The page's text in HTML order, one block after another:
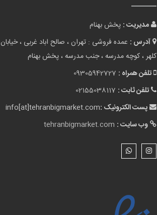
مدیریت : پخش بهنام
آدرس : عمده فروشی : تهران ، صالح اباد غربی ، خیابان
کلهر ، کوچه مدرسه ، جنب مدرسه ، پخش بهنام
تلفن همراه : 09305942727
تلفن ثابت : 02155038117
پست الکترونیک :info[at]tehranbigmarket.com
وب سایت : tehranbigmarket.com